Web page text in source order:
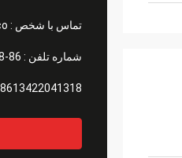
تماس با شخص :
شماره تلفن : 86-13422041318